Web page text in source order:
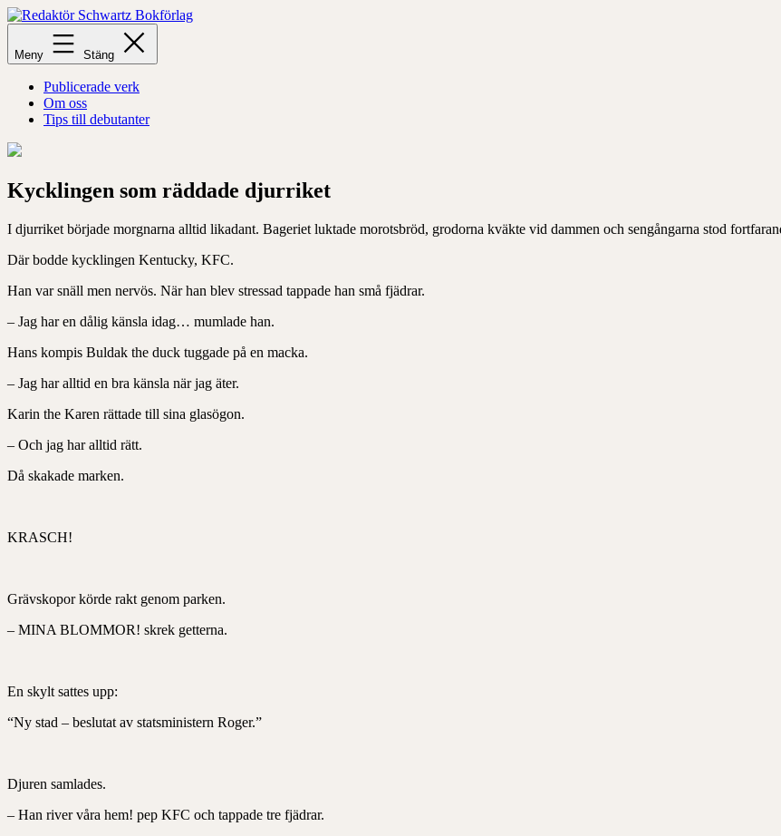
Hoppa
till
innehåll
Redaktör
Schwartz
Bokförlag
Meny Stäng
Publicerade verk
Om oss
Tips till debutanter
Kycklingen som räddade djurriket
I djurriket började morgnarna alltid likadant. Bageriet luktade morotsbröd, grodorna kväkte vid dammen och sengångarna stod
Där bodde kycklingen Kentucky, KFC.
Han var snäll men nervös. När han blev stressad tappade han små fjädrar.
– Jag har en dålig känsla idag… mumlade han.
Hans kompis Buldak the duck tuggade på en macka.
– Jag har alltid en bra känsla när jag äter.
Karin the Karen rättade till sina glasögon.
– Och jag har alltid rätt.
Då skakade marken.
KRASCH!
Grävskopor körde rakt genom parken.
– MINA BLOMMOR! skrek getterna.
En skylt sattes upp:
“Ny stad – beslutat av statsministern Roger.”
Djuren samlades.
– Han river våra hem! pep KFC och tappade tre fjädrar.